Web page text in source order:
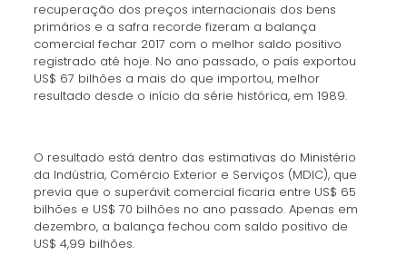
recuperação dos preços internacionais dos bens
primários e a safra recorde fizeram a balança
comercial fechar 2017 com o melhor saldo positivo
registrado até hoje. No ano passado, o país exportou
US$ 67 bilhões a mais do que importou, melhor
resultado desde o início da série histórica, em 1989.
O resultado está dentro das estimativas do Ministério
da Indústria, Comércio Exterior e Serviços (MDIC), que
previa que o superávit comercial ficaria entre US$ 65
bilhões e US$ 70 bilhões no ano passado. Apenas em
dezembro, a balança fechou com saldo positivo de
US$ 4,99 bilhões.